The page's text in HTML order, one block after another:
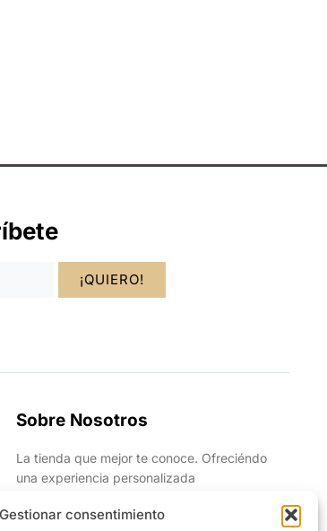
Gestionar consentimiento
¡QUIERO!
Sobre Nosotros
La tienda que mejor te conoce. Ofreciéndo
una experiencia personalizada